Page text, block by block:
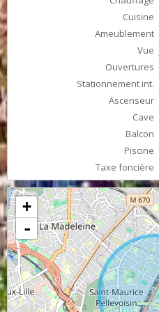
Cuisine
Ameublement
Vue
Ouvertures
Stationnement int.
Ascenseur
Cave
Balcon
Piscine
Taxe foncière
+
-